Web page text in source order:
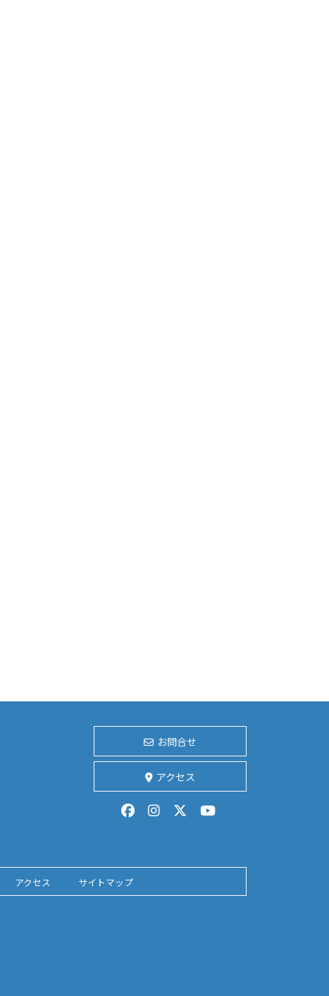
お問合せ
アクセス
アクセス サイトマップ